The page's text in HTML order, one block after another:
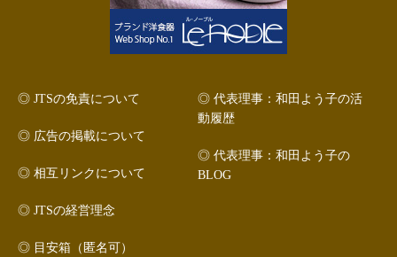
◎ JTSの免責について
◎ 広告の掲載について
◎ 相互リンクについて
◎ JTSの経営理念
◎ 目安箱（匿名可）
◎ 代表理事：和田よう子の活
動履歴
◎ 代表理事：和田よう子の
BLOG